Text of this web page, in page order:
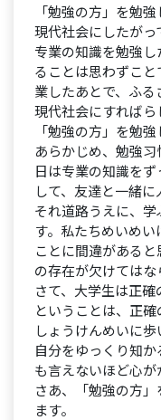
「勉強の方」を勉
現代社会にしたが
专業の知識を勉強
ることは思わずこ
業したあとで、ふる
現代社会にすれば
「勉強の方」を勉強
あらかじめ、勉強
日は专業の知識を
して、友達と一緒に
それ道路うえに、
す。私たちめいめい
ことに間違がある
の存在が欠けてはな
さて、大学生は正確
ということは、正
しょうけんめいに歩
自分をゆっくり知
も言えないほど心
さあ、「勉強の方
ます。